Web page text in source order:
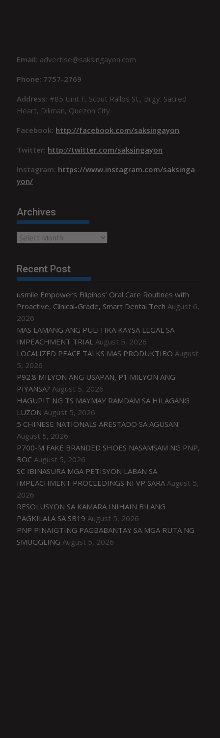
Email: advertise@saksingayon.com
Phone: 7757-2769
Address:#85 Unit F, Scout Rallos St., Brgy. Sacred
Heart, Diliman, Quezon City
Facebook: http://facebook.com/saksingayon
Twitter: http://twitter.com/saksingayon
Instagram: https://www.instagram.com/saksinga
yon/
Archives
Archives
Recent Post
usmile Empowers Filipinos’ Oral Care Routines with
Proactive, Clinical-Grade, Smart Dental Tech August 6,
2026
MAS LAMANG ANG PULITIKA KAYSA LEGAL SA
IMPEACHMENT TRIAL August 5, 2026
LOCALIZED PEACE TALKS MAS PRODUKTIBO August
5, 2026
P92.8 MILYON ANG USAPAN, P1 MILYON ANG
PIYANSA? August 5, 2026
HAGUPIT NG TS MAYMAY RAMDAM SA HILAGANG
LUZON August 5, 2026
5 CHINESE NATIONALS ARESTADO SA AGUSAN
August 5, 2026
P700-M FAKE BRANDED SHOES NASAMSAM NG PNP,
BOC August 5, 2026
SC IBINASURA MGA PETISYON LABAN SA
IMPEACHMENT PROCEEDINGS NI VP SARA August 5,
2026
RESOLUSYON SA KAMARA INIHAIN BILANG
PAGKILALA SA SB19 August 5, 2026
PNP PINAIGTING PAGBABANTAY SA MGA RUTA NG
SMUGGLING August 5, 2026